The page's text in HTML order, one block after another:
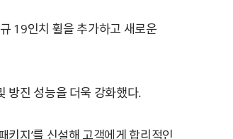
19인치 휠을 추가하고 새로운
방진 성능을 더욱 강화했다.
지’를 신설해 고객에게 합리적인